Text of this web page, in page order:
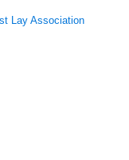
Lay Association